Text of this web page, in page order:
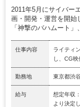
2011年5月にサイバー
画・開発・運営を開始
「神撃のバハムート
仕事内容
ライティ
し、CG映
勤務地 東京都渋
給与
想定年収
より決定